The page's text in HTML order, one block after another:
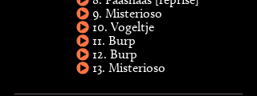
9. Misterioso
10. Vogeltje
11. Burp
12. Burp
13. Misterioso